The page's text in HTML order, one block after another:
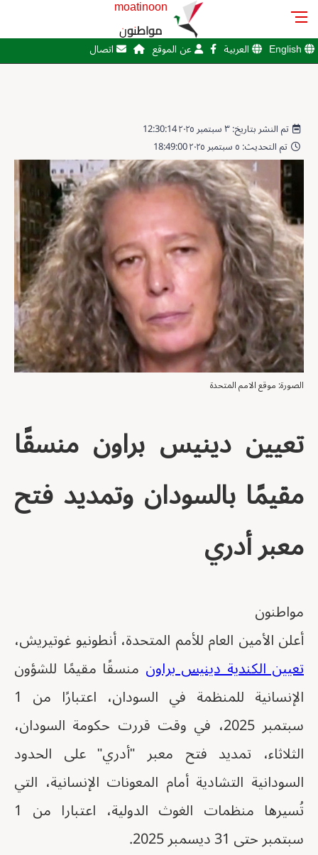
moatinoon
مواطنون
English العربية عن الموقع اتصال
تم النشر بتاريخ: ٣ سبتمبر ٢٠٢٥ 12:30:14
تم التحديث: ٥ سبتمبر ٢٠٢٥ 18:49:00
الصورة: موقع الامم المتحدة
تعيين دينيس براون منسقًا
مقيمًا بالسودان وتمديد فتح
معبر أدري
مواطنون
أعلن الأمين العام للأمم المتحدة، أنطونيو غوتيريش،
تعيين الكندية دينيس براون منسقًا مقيمًا للشؤون
الإنسانية للمنظمة في السودان، اعتبارًا من 1
سبتمبر 2025، في وقت قررت حكومة السودان،
الثلاثاء، تمديد فتح معبر "أدري" على الحدود
السودانية التشادية أمام المعونات الإنسانية، التي
تُسيرها منظمات الغوث الدولية، اعتبارا من 1
سبتمبر حتى 31 ديسمبر 2025.